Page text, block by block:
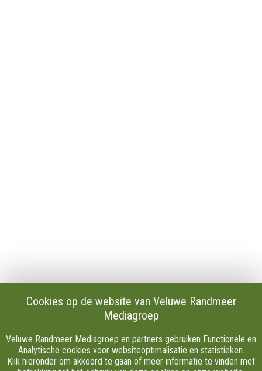
Volg Ons
Youtube
Instagram
Cookies op de website van Veluwe Randmeer
Mediagroep
Veluwe Randmeer Mediagroep en partners gebruiken Functionele en
Analytische cookies voor websiteoptimalisatie en statistieken.
Klik hieronder om akkoord te gaan of meer informatie te vinden met